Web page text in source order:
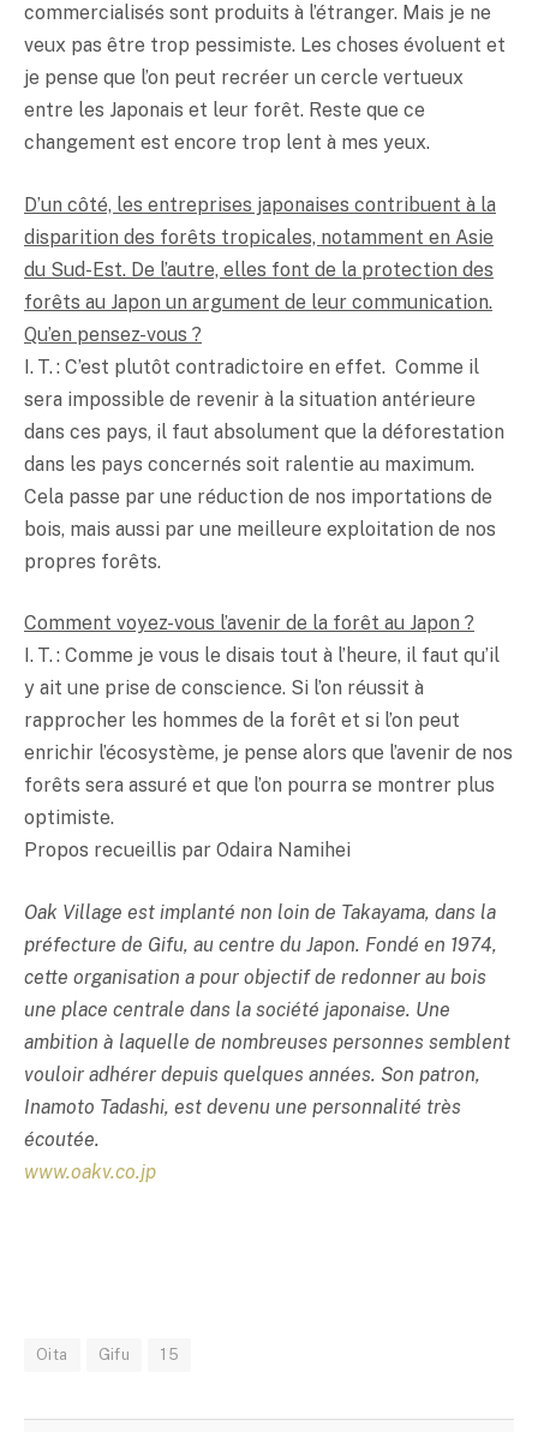
commercialisés sont produits à l’étranger. Mais je ne
veux pas être trop pessimiste. Les choses évoluent et
je pense que l’on peut recréer un cercle vertueux
entre les Japonais et leur forêt. Reste que ce
changement est encore trop lent à mes yeux.
D’un côté, les entreprises japonaises contribuent à la
disparition des forêts tropicales, notamment en Asie
du Sud-Est. De l’autre, elles font de la protection des
forêts au Japon un argument de leur communication.
Qu’en pensez-vous ?
I. T. : C’est plutôt contradictoire en effet. Comme il
sera impossible de revenir à la situation antérieure
dans ces pays, il faut absolument que la déforestation
dans les pays concernés soit ralentie au maximum.
Cela passe par une réduction de nos importations de
bois, mais aussi par une meilleure exploitation de nos
propres forêts.
Comment voyez-vous l’avenir de la forêt au Japon ?
I. T. : Comme je vous le disais tout à l’heure, il faut qu’il
y ait une prise de conscience. Si l’on réussit à
rapprocher les hommes de la forêt et si l’on peut
enrichir l’écosystème, je pense alors que l’avenir de nos
forêts sera assuré et que l’on pourra se montrer plus
optimiste.
Propos recueillis par Odaira Namihei
Oak Village est implanté non loin de Takayama, dans la
préfecture de Gifu, au centre du Japon. Fondé en 1974,
cette organisation a pour objectif de redonner au bois
une place centrale dans la société japonaise. Une
ambition à laquelle de nombreuses personnes semblent
vouloir adhérer depuis quelques années. Son patron,
Inamoto Tadashi, est devenu une personnalité très
écoutée.
www.oakv.co.jp
Oita Gifu 15